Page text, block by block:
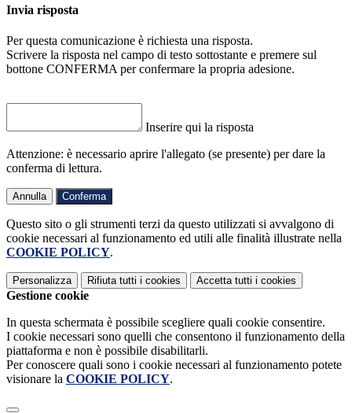
Invia risposta
Per questa comunicazione è richiesta una risposta.
Scrivere la risposta nel campo di testo sottostante e premere sul
bottone CONFERMA per confermare la propria adesione.
Inserire qui la risposta
Attenzione: è necessario aprire l'allegato (se presente) per dare la
conferma di lettura.
Annulla Conferma
Questo sito o gli strumenti terzi da questo utilizzati si avvalgono di
cookie necessari al funzionamento ed utili alle finalità illustrate nella
COOKIE POLICY.
Personalizza Rifiuta tutti i cookies Accetta tutti i cookies
Gestione cookie
In questa schermata è possibile scegliere quali cookie consentire.
I cookie necessari sono quelli che consentono il funzionamento della
piattaforma e non è possibile disabilitarli.
Per conoscere quali sono i cookie necessari al funzionamento potete
visionare la COOKIE POLICY.